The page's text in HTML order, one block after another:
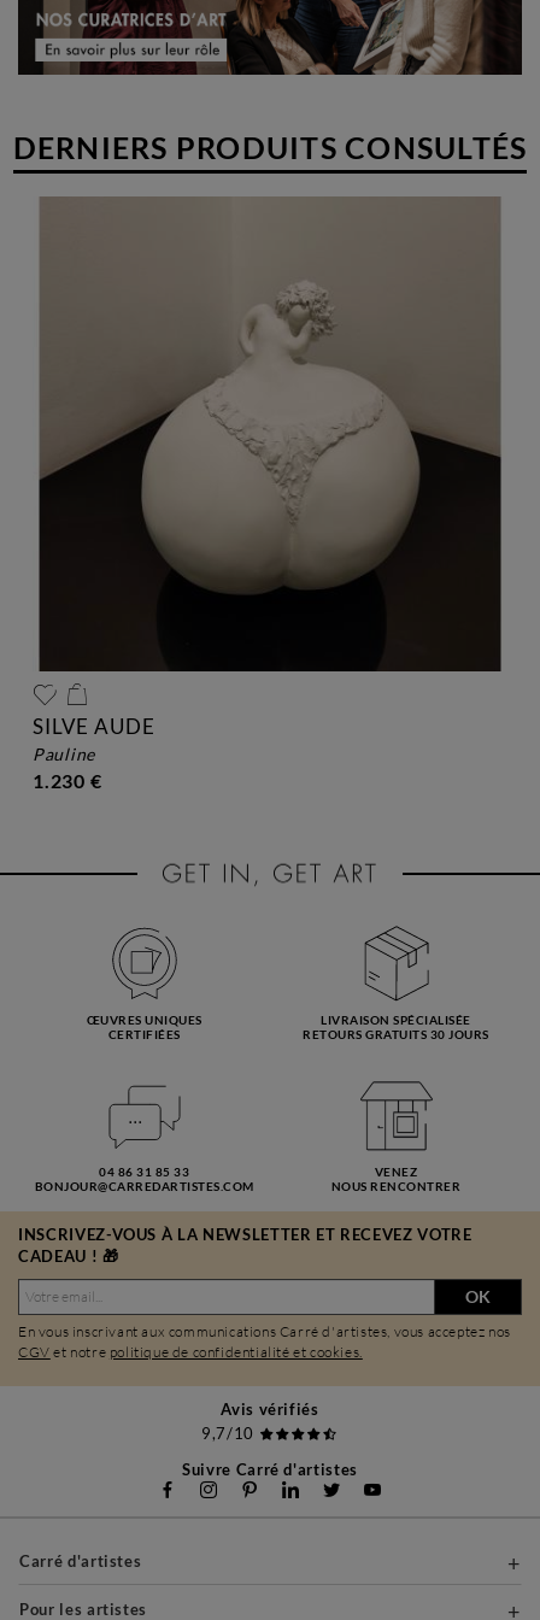
DERNIERS PRODUITS CONSULTÉS
SILVE AUDE
pauline
1.230 €
ŒUVRES UNIQUES
CERTIFIÉES
LIVRAISON SPÉCIALISÉE
RETOURS GRATUITS 30 JOURS
04 86 31 85 33
BONJOUR@CARREDARTISTES.COM
VENEZ
NOUS RENCONTRER
INSCRIVEZ-VOUS À LA NEWSLETTER ET RECEVEZ VOTRE
CADEAU ! 🎁
OK
En vous inscrivant aux communications Carré d'artistes, vous acceptez nos
CGV et notre politique de confidentialité et cookies.
Avis vérifiés
9,7/10
Suivre Carré d'artistes
Carré d'artistes
Pour les artistes